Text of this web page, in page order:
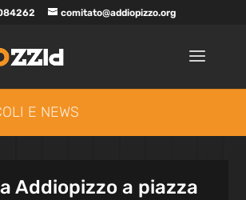
comitato@addiopizzo.org
E NEWS
Addiopizzo a piazza